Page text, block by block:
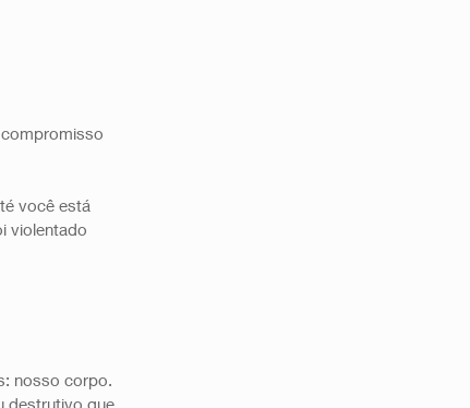
você está
violentado
nosso corpo.
destrutivo que